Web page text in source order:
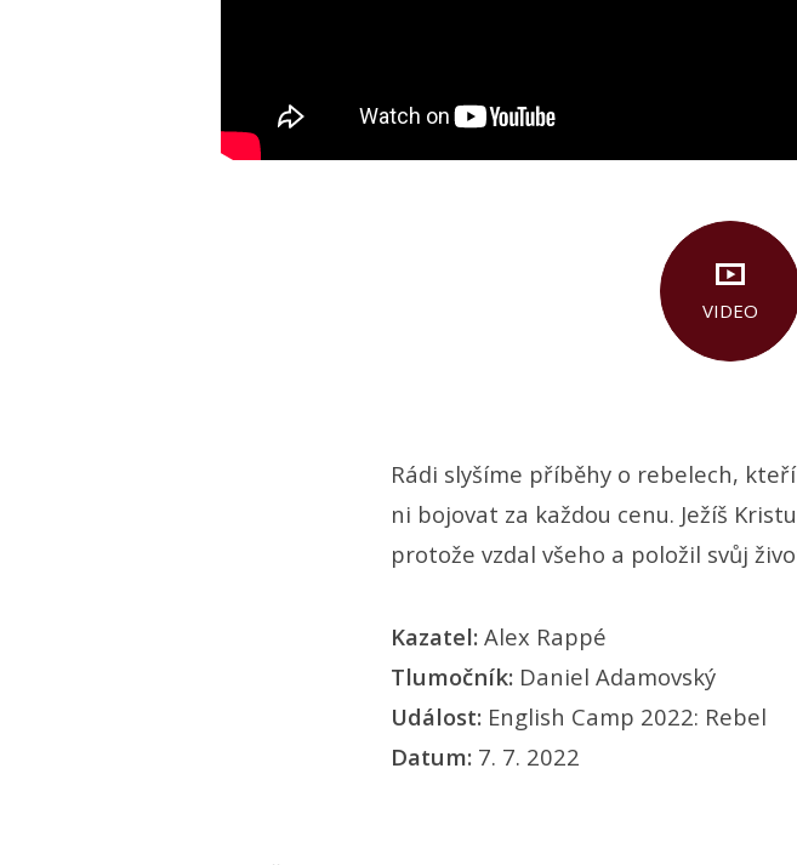
VIDEO
Rádi slyšíme příběhy o rebelech,
ni bojovat za každou cenu. Ježíš
protože vzdal všeho a položil svůj
Kazatel: Alex Rappé
Tlumočník: Daniel Adamovský
Událost: English Camp 2022: Rebel
Datum: 7. 7. 2022